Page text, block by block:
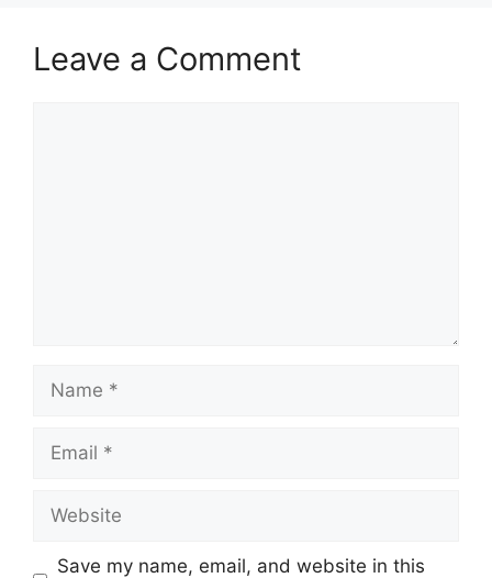
Leave a Comment
Name
Email
Website
Save my name, email, and website in this